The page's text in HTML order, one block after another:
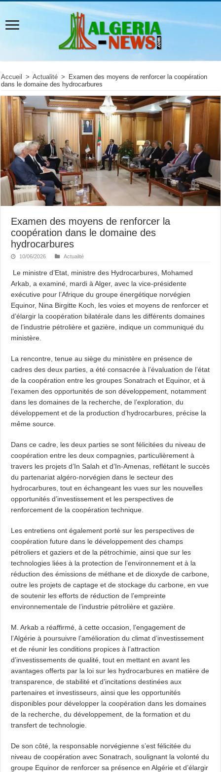
Accueil > Actualité >
Examen des moyens de renforcer la coopération
dans le domaine des hydrocarbures
Examen des moyens de renforcer la
coopération dans le domaine des
hydrocarbures
10/06/2026 Actualité
Le ministre d’Etat, ministre des Hydrocarbures, Mohamed
Arkab, a examiné, mardi à Alger, avec la vice-présidente
exécutive pour l’Afrique du groupe énergétique norvégien
Equinor, Nina Birgitte Koch, les voies et moyens de renforcer et
d’élargir la coopération bilatérale dans les différents domaines
de l’industrie pétrolière et gazière, indique un communiqué du
ministère.
La rencontre, tenue au siège du ministère en présence de
cadres des deux parties, a été consacrée à l’évaluation de l’état
de la coopération entre les groupes Sonatrach et Equinor, et à
l’examen des opportunités de son développement, notamment
dans les domaines de la recherche, de l’exploration, du
développement et de la production d’hydrocarbures, précise la
même source.
Dans ce cadre, les deux parties se sont félicitées du niveau de
coopération entre les deux compagnies, particulièrement à
travers les projets d’In Salah et d’In-Amenas, reflétant le succès
du partenariat algéro-norvégien dans le secteur des
hydrocarbures, tout en échangeant les vues sur les nouvelles
opportunités d’investissement et les perspectives de
renforcement de la coopération technique.
Les entretiens ont également porté sur les perspectives de
coopération future dans le développement des champs
pétroliers et gaziers et de la pétrochimie, ainsi que sur les
technologies liées à la protection de l’environnement et à la
réduction des émissions de méthane et de dioxyde de carbone,
outre les projets de captage et de stockage du carbone, en vue
de soutenir les efforts de réduction de l’empreinte
environnementale de l’industrie pétrolière et gazière.
M. Arkab a réaffirmé, à cette occasion, l’engagement de
l’Algérie à poursuivre l’amélioration du climat d’investissement
et de réunir les conditions propices à l’attraction
d’investissements de qualité, tout en mettant en avant les
avantages offerts par la loi sur les hydrocarbures en matière de
transparence, de stabilité et d’incitations destinées aux
partenaires et investisseurs, ainsi que les opportunités
disponibles pour développer la coopération dans les domaines
de la recherche, du développement, de la formation et du
transfert de technologie.
De son côté, la responsable norvégienne s’est félicitée du
niveau de coopération avec Sonatrach, soulignant la volonté du
groupe Equinor de renforcer sa présence en Algérie et d’élargir